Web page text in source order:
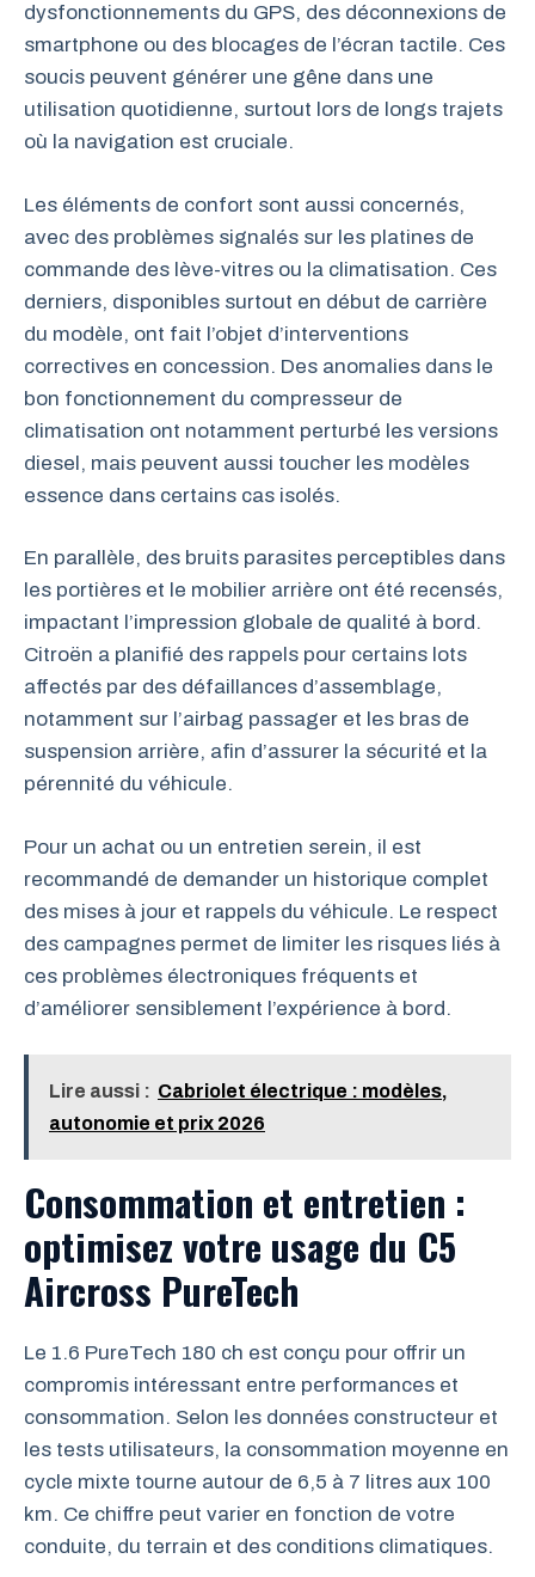
dysfonctionnements du GPS, des déconnexions de
smartphone ou des blocages de l’écran tactile. Ces
soucis peuvent générer une gêne dans une
utilisation quotidienne, surtout lors de longs trajets
où la navigation est cruciale.
Les éléments de confort sont aussi concernés,
avec des problèmes signalés sur les platines de
commande des lève-vitres ou la climatisation. Ces
derniers, disponibles surtout en début de carrière
du modèle, ont fait l’objet d’interventions
correctives en concession. Des anomalies dans le
bon fonctionnement du compresseur de
climatisation ont notamment perturbé les versions
diesel, mais peuvent aussi toucher les modèles
essence dans certains cas isolés.
En parallèle, des bruits parasites perceptibles dans
les portières et le mobilier arrière ont été recensés,
impactant l’impression globale de qualité à bord.
Citroën a planifié des rappels pour certains lots
affectés par des défaillances d’assemblage,
notamment sur l’airbag passager et les bras de
suspension arrière, afin d’assurer la sécurité et la
pérennité du véhicule.
Pour un achat ou un entretien serein, il est
recommandé de demander un historique complet
des mises à jour et rappels du véhicule. Le respect
des campagnes permet de limiter les risques liés à
ces problèmes électroniques fréquents et
d’améliorer sensiblement l’expérience à bord.
Lire aussi : Cabriolet électrique : modèles,
autonomie et prix 2026
Consommation et entretien :
optimisez votre usage du C5
Aircross PureTech
Le 1.6 PureTech 180 ch est conçu pour offrir un
compromis intéressant entre performances et
consommation. Selon les données constructeur et
les tests utilisateurs, la consommation moyenne en
cycle mixte tourne autour de 6,5 à 7 litres aux 100
km. Ce chiffre peut varier en fonction de votre
conduite, du terrain et des conditions climatiques.